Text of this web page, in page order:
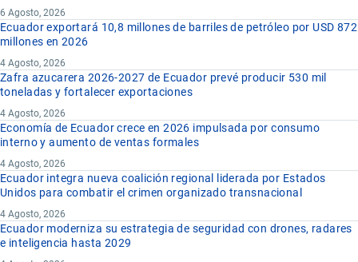
6 Agosto, 2026
Ecuador exportará 10,8 millones de barriles de petróleo por USD 872
millones en 2026
4 Agosto, 2026
Zafra azucarera 2026-2027 de Ecuador prevé producir 530 mil
toneladas y fortalecer exportaciones
4 Agosto, 2026
Economía de Ecuador crece en 2026 impulsada por consumo
interno y aumento de ventas formales
4 Agosto, 2026
Ecuador integra nueva coalición regional liderada por Estados
Unidos para combatir el crimen organizado transnacional
4 Agosto, 2026
Ecuador moderniza su estrategia de seguridad con drones, radares
e inteligencia hasta 2029